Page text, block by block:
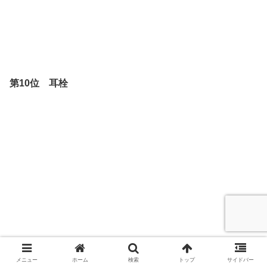
第10位 耳栓
メニュー ホーム 検索 トップ サイドバー